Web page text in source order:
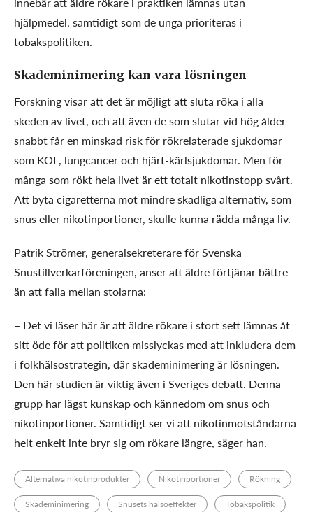
hjälpmedel, samtidigt som de unga prioriteras i
tobakspolitiken.
Skademinimering kan vara lösningen
Forskning visar att det är möjligt att sluta röka i alla
skeden av livet, och att även de som slutar vid hög ålder
snabbt får en minskad risk för rökrelaterade sjukdomar
som KOL, lungcancer och hjärt-kärlsjukdomar. Men för
många som rökt hela livet är ett totalt nikotinstopp svårt.
Att byta cigaretterna mot mindre skadliga alternativ, som
snus eller nikotinportioner, skulle kunna rädda många liv.
Patrik Strömer, generalsekreterare för Svenska
Snustillverkarföreningen, anser att äldre förtjänar bättre
än att falla mellan stolarna:
– Det vi läser här är att äldre rökare i stort sett lämnas åt
sitt öde för att politiken misslyckas med att inkludera dem
i folkhälsostrategin, där skademinimering är lösningen.
Den här studien är viktig även i Sveriges debatt. Denna
grupp har lägst kunskap och kännedom om snus och
nikotinportioner. Samtidigt ser vi att nikotinmotståndarna
helt enkelt inte bryr sig om rökare längre, säger han.
Alternativa nikotinprodukter Nikotinportioner Rökning
Skademinimering Snusets hälsoeffekter Tobakspolitik